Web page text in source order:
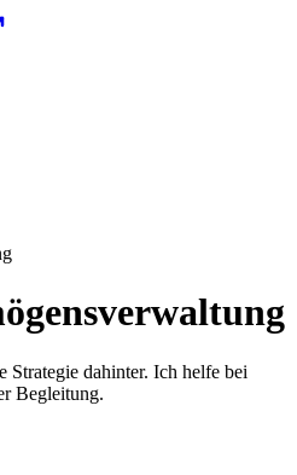
dahinter. Ich helfe bei
Begleitung.